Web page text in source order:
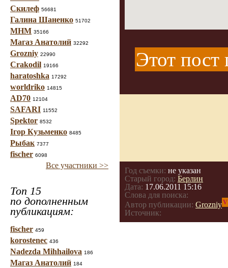
Скилеф 56681
Галина Шаненко 51702
МНМ 35166
Магаз Анатолий 32292
Grozniy 22990
Crakodil 19166
haratoshka 17292
worldriko 14815
AD70 12104
SAFARI 11552
Spektor 8532
Ігор Кузьменко 8485
Рыбак 7377
fischer 6098
Все участники >>
Топ 15
по дополненным
публикациям:
fischer 459
korostenec 436
Nadezda Mihhailova 186
Магаз Анатолий 184
Этот пост
Год съемки: не указан
Старый город: Берлин
Дата: 17.06.2011 15:16
Слова для поиска:
Автор публикации: Grozniy
Источник: